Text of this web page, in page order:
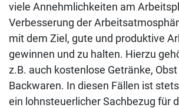
viele Annehmlichkeiten am
Verbesserung der
mit dem Ziel, gute und produktive
gewinnen und zu halten. Hierzu
z.B. auch kostenlose Getränke,
Backwaren. In diesen Fällen ist
ein lohnsteuerlicher Sachbezug für